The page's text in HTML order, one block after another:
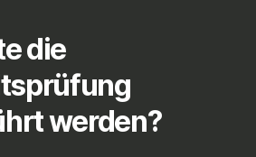
die
werden?